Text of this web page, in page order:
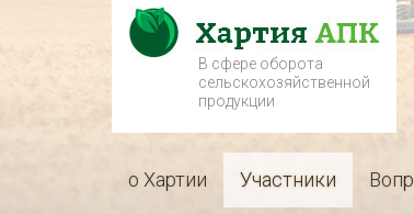
В сфере оборота
сельскохозяйственной
продукции
о Хартии Участники